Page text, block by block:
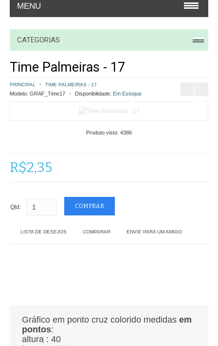
MENU
A EMPRESA
CONTATO
COMO COMPRAR
POLÍTICA DE FRETE GRÁTIS
CONTATO
CATEGORIAS
Time Palmeiras - 17
PRINCIPAL TIME PALMEIRAS - 17
Modelo: GRAF_Time17 Disponibilidade: Em Estoque
Produto visto: 4386
R$2,35
Qtd:
LISTA DE DESEJOS COMPARAR ENVIE PARA UM AMIGO
Gráfico em ponto cruz colorido medidas em
pontos:
altura : 40